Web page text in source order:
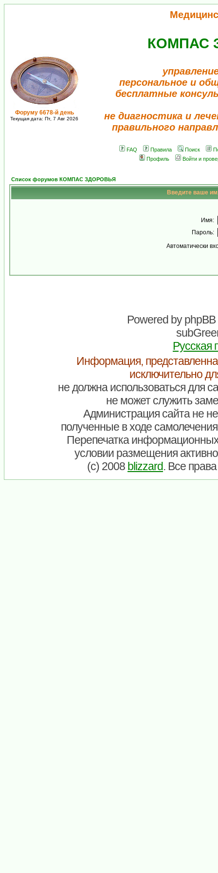
Форуму 6678-й день
Текущая дата: Пт, 7 Авг 2026
КОМПАС
персональное и
бесплатные
не диагностика и
правильного
FAQ Правила Поиск
Профиль
Войти и
Список форумов КОМПАС ЗДОРОВЬЯ
Введите ваше
Имя:
Пароль:
Автоматически
Powered byphpBB
Русская
Информация,
исключительно
не должна использоваться для
не может служить
Администрация сайта не
полученные в ходе
Перепечатка
условии размещения
(c) 2008 blizzard. Все